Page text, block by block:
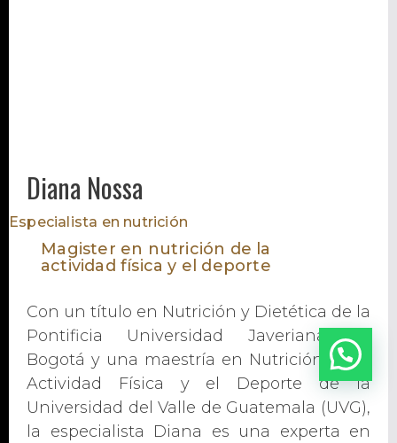
Diana Nossa
Especialista en nutrición
Magister en nutrición de la
actividad física y el deporte
Con un título en Nutrición y Dietética de la
Pontificia Universidad Javeriana de
Bogotá y una maestría en Nutrición de la
Actividad Física y el Deporte de la
Universidad del Valle de Guatemala (UVG),
la especialista Diana es una experta en